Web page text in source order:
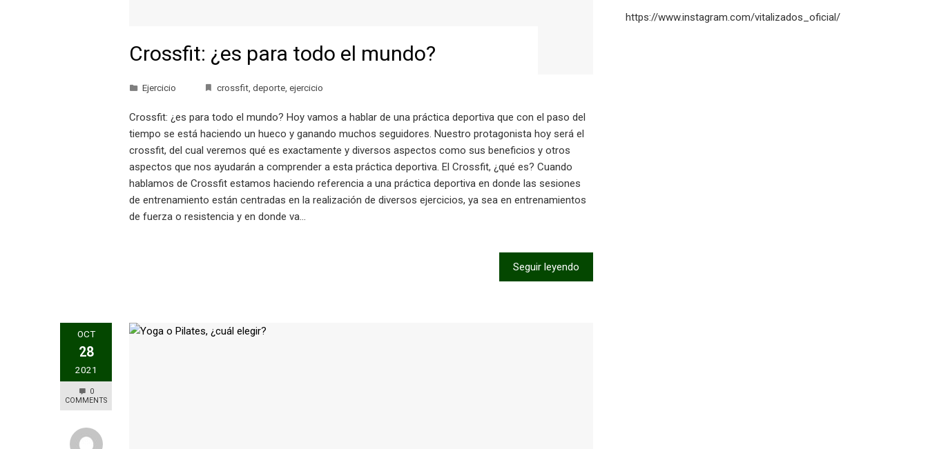
Crossfit: ¿es para todo el mundo?
Ejercicio crossfit, deporte, ejercicio
Crossfit: ¿es para todo el mundo? Hoy vamos a hablar de una práctica deportiva que con el paso del
tiempo se está haciendo un hueco y ganando muchos seguidores. Nuestro protagonista hoy será el
crossfit, del cual veremos qué es exactamente y diversos aspectos como sus beneficios y otros
aspectos que nos ayudarán a comprender a esta práctica deportiva. El Crossfit, ¿qué es? Cuando
hablamos de Crossfit estamos haciendo referencia a una práctica deportiva en donde las sesiones
de entrenamiento están centradas en la realización de diversos ejercicios, ya sea en entrenamientos
de fuerza o resistencia y en donde va…
Seguir leyendo
OCT
28
2021
0
COMMENTS
https://www.instagram.com/vitalizados_oficial/